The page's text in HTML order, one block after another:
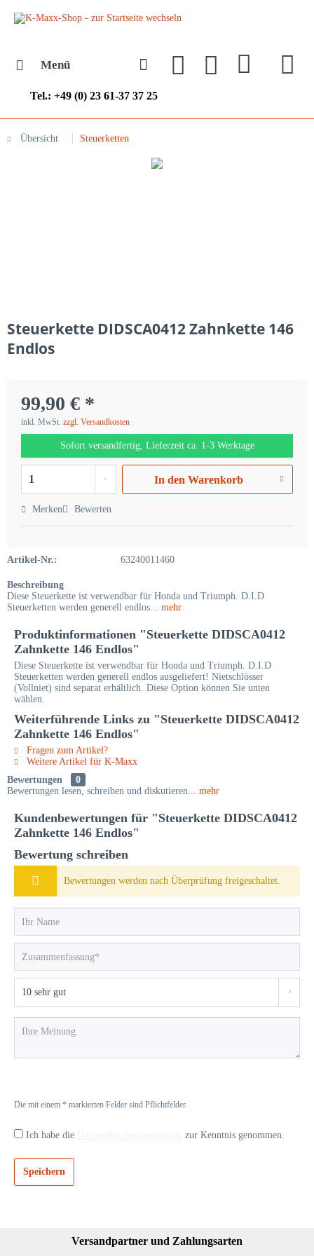
Tel.: +49 (0) 23 61-37 37 25
Menü
Übersicht Steuerketten
Steuerkette DIDSCA0412 Zahnkette 146
Endlos
99,90 € *
inkl. MwSt. zzgl. Versandkosten
Sofort versandfertig, Lieferzeit ca. 1-3 Werktage
In den Warenkorb
Merken Bewerten
Artikel-Nr.: 63240011460
Beschreibung
Diese Steuerkette ist verwendbar für Honda und Triumph. D.I.D
Steuerketten werden generell endlos... mehr
Produktinformationen "Steuerkette DIDSCA0412
Zahnkette 146 Endlos"
Diese Steuerkette ist verwendbar für Honda und Triumph. D.I.D
Steuerketten werden generell endlos ausgeliefert! Nietschlösser
(Vollniet) sind separat erhältlich. Diese Option können Sie unten
wählen.
Weiterführende Links zu "Steuerkette DIDSCA0412
Zahnkette 146 Endlos"
Fragen zum Artikel?
Weitere Artikel für K-Maxx
Bewertungen
0
Bewertungen lesen, schreiben und diskutieren... mehr
Kundenbewertungen für "Steuerkette DIDSCA0412
Zahnkette 146 Endlos"
Bewertung schreiben
Bewertungen werden nach Überprüfung freigeschaltet.
Die mit einem * markierten Felder sind Pflichtfelder.
Ich habe die zur Kenntnis genommen.
Speichern
Versandpartner und Zahlungsarten